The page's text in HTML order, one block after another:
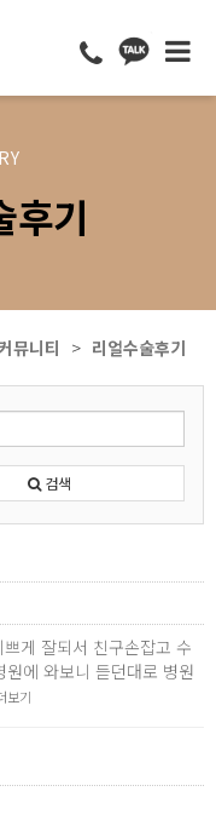
후기
뮤니티 리얼수술후기
검색
게 잘되서 친구손잡고 수
에 와보니 듣던대로 병원
보기